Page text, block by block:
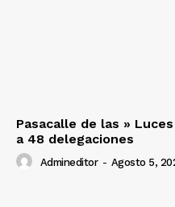
Pasacalle de las »
a 48 delegaciones
Admineditor - Agosto 5,